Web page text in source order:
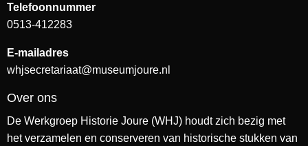
Telefoonnummer
0513-412283
E-mailadres
whjsecretariaat@museumjoure.nl
Over ons
De Werkgroep Historie Joure (WHJ) houdt zich bezig met
het verzamelen en conserveren van historische stukken van